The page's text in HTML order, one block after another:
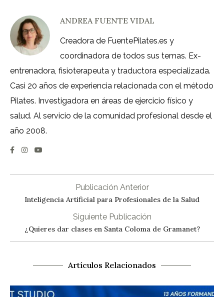
ANDREA FUENTE VIDAL
Creadora de FuentePilates.es y
coordinadora de todos sus temas. Ex-
entrenadora, fisioterapeuta y traductora especializada.
Casi 20 años de experiencia relacionada con el método
Pilates. Investigadora en áreas de ejercicio físico y
salud. Al servicio de la comunidad profesional desde el
año 2008.
Publicación Anterior
Inteligencia Artificial para Profesionales de la Salud
Siguiente Publicación
¿Quieres dar clases en Santa Coloma de Gramanet?
Artículos Relacionados